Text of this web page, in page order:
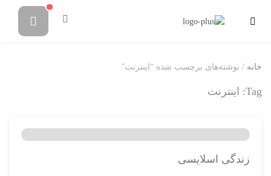
خانه / نوشته‌های برچسب شده “اينترنت”
Tag: اينترنت
زندگی اسلایسی